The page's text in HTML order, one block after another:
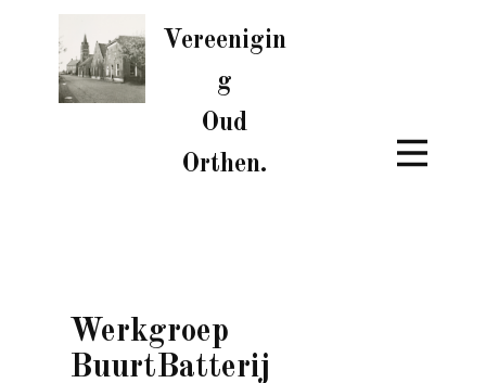
Vereenigin
g
Oud
Orthen.
Werkgroep
BuurtBatterij